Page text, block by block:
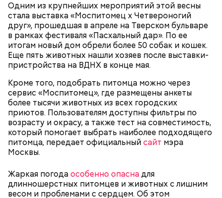
Одним из крупнейших мероприятий этой весны
стала выставка «Моспитомец х Четвероногий
друг», прошедшая в апреле на Тверском бульваре
в рамках фестиваля «Пасхальный дар». По ее
итогам новый дом обрели более 50 собак и кошек.
Еще пять животных нашли хозяев после выставки-
пристройства на ВДНХ в конце мая.
Кроме того, подобрать питомца можно через
сервис «Моспитомец», где размещены анкеты
более тысячи животных из всех городских
приютов. Пользователям доступны фильтры по
возрасту и окрасу, а также тест на совместимость,
который помогает выбрать наиболее подходящего
питомца, передает официальныйсайт мэра
Москвы.
Жаркая погодаособенно опаснадля
длинношерстных питомцев и животных с лишним
весом и проблемами с сердцем. Об этом
Здесь автоматизировано буквально все, включая и
«холодильник» — так сотрудники в шутку
называют большой шкаф, в котором хранится
паяльная паста. Специалист на сенсорном экране
материала. Причем для каждой камеры можно
установить свою температуру. Пара нажатий, и в
нужное время аппарат выдает материал с
Сергей Собянин рассказал, что на
территории ОЭЗ «Технополис
Москва» планируется открыть 25
новых производств
— Сначала на плату наносят гравировку —
торговый знак производителя. После этого плата
отправляется на роботизированную линию, где на
нее наносится термопаста и устанавливаются
необходимые детали, — поясняет Антонов.
Интернет будущего: как в Москве
создают самые быстрые чипы